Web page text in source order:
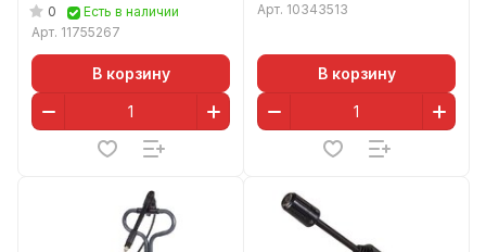
0
Есть в наличии
Арт. 11755267
В корзину
Арт. 10343513
В корзину